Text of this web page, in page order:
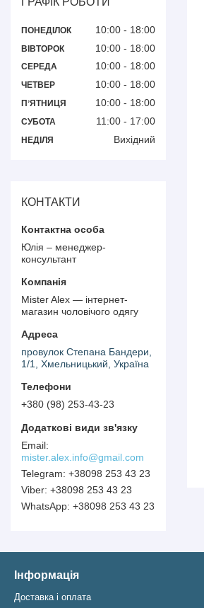
ПОНЕДІЛОК 10:00 18:00
ВІВТОРОК 10:00 18:00
СЕРЕДА 10:00 18:00
ЧЕТВЕР 10:00 18:00
ПʼЯТНИЦЯ 10:00 18:00
СУБОТА 11:00 17:00
НЕДІЛЯ Вихідний
КОНТАКТИ
Юлія – менеджер-
консультант
Mister Alex — інтернет-
магазин чоловічого одягу
провулок Степана Бандери,
1/1, Хмельницький, Україна
+380 (98) 253-43-23
mister.alex.info@gmail.com
+38098 253 43 23
+38098 253 43 23
+38098 253 43 23
Інформація
Доставка і оплата